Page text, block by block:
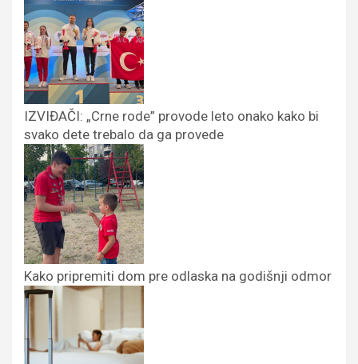
IZVIĐAČI: „Crne rode” provode leto onako kako bi
svako dete trebalo da ga provede
Kako pripremiti dom pre odlaska na godišnji odmor